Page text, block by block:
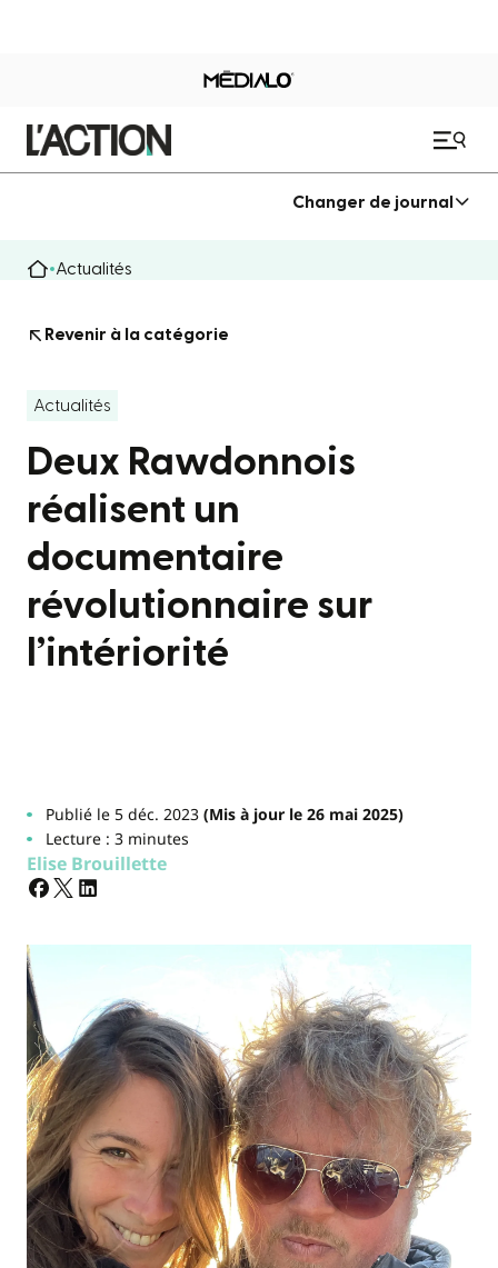
Changer de journal
Actualités
Revenir à la catégorie
Actualités
Deux Rawdonnois
réalisent un
documentaire
révolutionnaire sur
l’intériorité
Publié le 5 déc. 2023(Mis à jour le 26 mai 2025)
Lecture : 3 minutes
Elise Brouillette